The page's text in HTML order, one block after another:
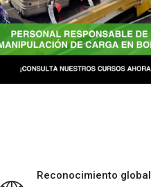
Reconocimiento global